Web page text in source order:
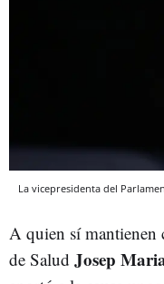
La vicepresidenta del
A quien sí mantienen
de Salud Josep